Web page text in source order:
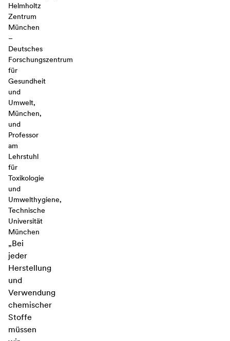
Helmholtz
Zentrum
München
–
Deutsches
Forschungszentrum
für
Gesundheit
und
Umwelt,
München,
und
Professor
am
Lehrstuhl
für
Toxikologie
und
Umwelthygiene,
Technische
Universität
München
„Bei
jeder
Herstellung
und
Verwendung
chemischer
Stoffe
müssen